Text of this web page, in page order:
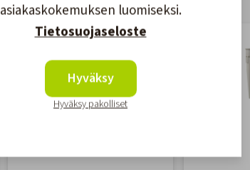
asiakaskokemuksen luomiseksi.
Tietosuojaseloste
Hyväksy
Hyväksy pakolliset